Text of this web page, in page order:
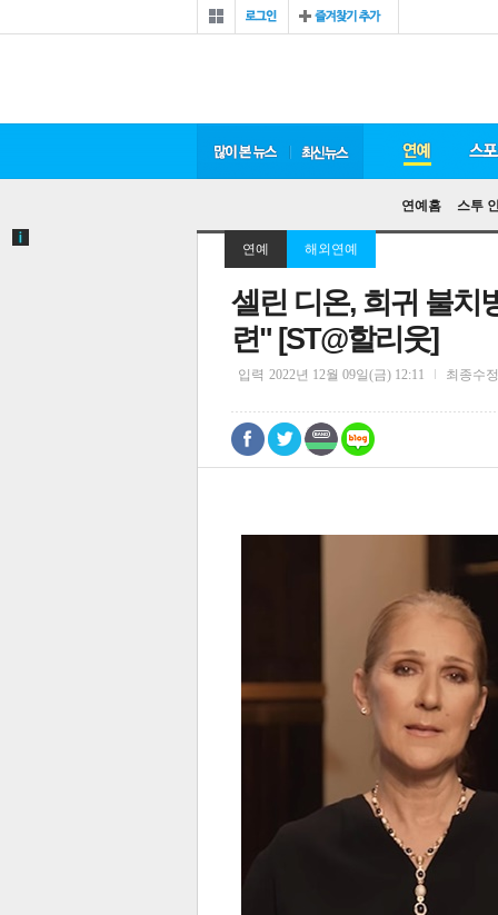
많이 본 뉴스 최신 뉴스 연예
연예홈 스투
스
연예 해외연예
셀린 디온, 희귀 불
련" [ST@할리웃]
입력 2022년 12월 09일(금) 12:11 최종수정
0